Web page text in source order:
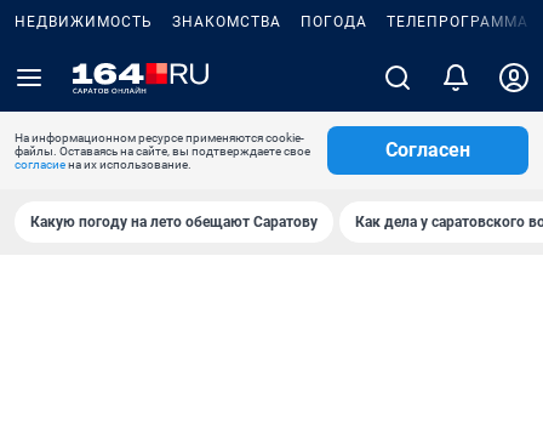
НЕДВИЖИМОСТЬ ЗНАКОМСТВА ПОГОДА ТЕЛЕПРОГРАММА
На информационном ресурсе применяются cookie-
файлы. Оставаясь на сайте, вы подтверждаете свое
согласиена их использование.
Согласен
Какую погоду на лето обещают Саратову Как дела у саратовского